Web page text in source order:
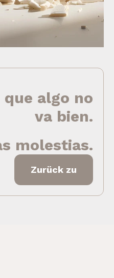
que algo no
va bien.
molestias.
Zurück zu